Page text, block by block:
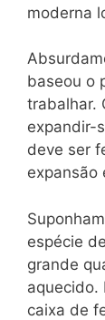
moderna
baseou o
trabalhar.
expandir-
deve ser
expansão
espécie
grande
aquecido.
caixa de